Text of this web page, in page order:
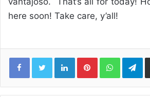
here soon! Take care, y’all!
LinkedinPinterest